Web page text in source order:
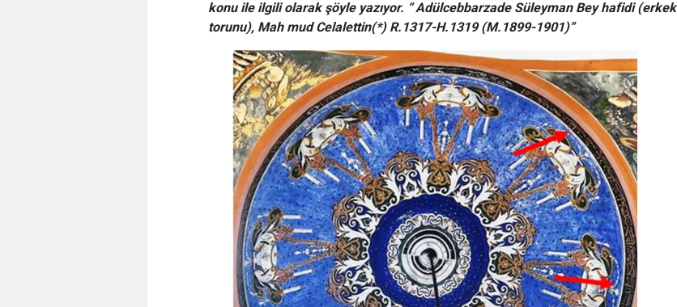
konu ile ilgili olarak şöyle yazıyor. “ Adülcebbarzade Süleyman Bey hafidi (erkek
torunu), Mahmud Celalettin(*) R.1317-H.1319 (M.1899-1901)”